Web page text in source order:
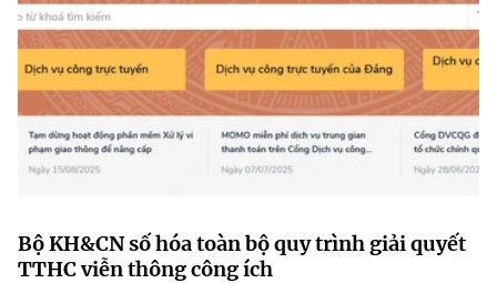
Bộ KH&CN số hóa toàn bộ quy trình giải quyết
TTHC viễn thông công ích